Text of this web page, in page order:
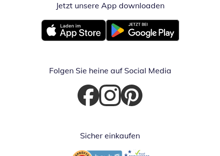
Jetzt unsere App downloadenÖffnet in
Öffnet in neuem FensterÖffnet in neuem Fenster
Folgen Sie heine auf Social Media
Öffnet in neuem Fenster
Öffnet in neuem Fenster
Öffnet in neuem Fenster
Sicher einkaufen